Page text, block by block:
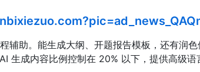
辅助。能生成大纲、开题报告模板，还有润
生成内容比例控制在 20% 以下，提供高级语